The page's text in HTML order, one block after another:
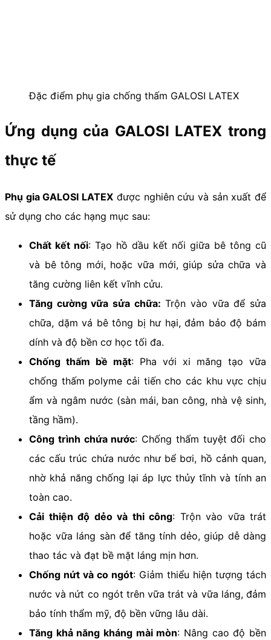
Đặc điểm phụ gia chống thấm GALOSI LATEX
Ứng dụng của GALOSI LATEX trong
thực tế
Phụ gia GALOSI LATEX được nghiên cứu và sản xuất để
sử dụng cho các hạng mục sau:
Chất kết nối: Tạo hồ dầu kết nối giữa bê tông cũ
và bê tông mới, hoặc vữa mới, giúp sửa chữa và
tăng cường liên kết vĩnh cửu.
Tăng cường vữa sửa chữa: Trộn vào vữa để sửa
chữa, dặm vá bê tông bị hư hại, đảm bảo độ bám
dính và độ bền cơ học tối đa.
Chống thấm bề mặt: Pha với xi măng tạo vữa
chống thấm polyme cải tiến cho các khu vực chịu
ẩm và ngâm nước (sàn mái, ban công, nhà vệ sinh,
tầng hầm).
Công trình chứa nước: Chống thấm tuyệt đối cho
các cấu trúc chứa nước như bể bơi, hồ cảnh quan,
nhờ khả năng chống lại áp lực thủy tĩnh và tính an
toàn cao.
Cải thiện độ dẻo và thi công: Trộn vào vữa trát
hoặc vữa láng sàn để tăng tính dẻo, giúp dễ dàng
thao tác và đạt bề mặt láng mịn hơn.
Chống nứt và co ngót: Giảm thiểu hiện tượng tách
nước và nứt co ngót trên vữa trát và vữa láng, đảm
bảo tính thẩm mỹ, độ bền vững lâu dài.
Tăng khả năng kháng mài mòn: Nâng cao độ bền